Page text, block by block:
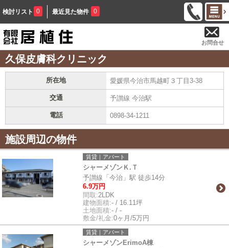
検討リスト 0 最近見た物件 0
お問合せ
久保皮膚科クリニック
所在地 愛媛県今治市馬越町３丁目3-38
交通 予讃線 今治駅
電話 0898-34-1211
施設周辺の物件
賃貸｜アパート
シャーメゾンＫ.Ｔ
予讃線「今治」駅 徒歩14分
6.9万円
間取:2LDK
建物面積:- / 16.11坪
土地面積:- / -
敷金/礼金:0ヶ月/5万円
賃貸｜アパート
シャーメゾンErimoA棟